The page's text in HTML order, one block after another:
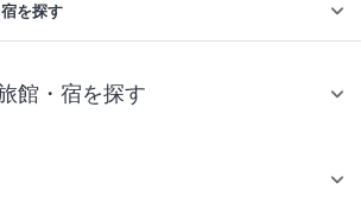
を探す
館・宿を探す